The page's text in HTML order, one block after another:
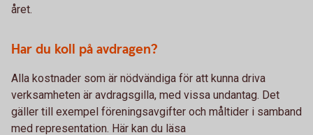
året.
Har du koll på avdragen?
Alla kostnader som är nödvändiga för att kunna driva
verksamheten är avdragsgilla, med vissa undantag. Det
gäller till exempel föreningsavgifter och måltider i samband
med representation. Här kan du läsa